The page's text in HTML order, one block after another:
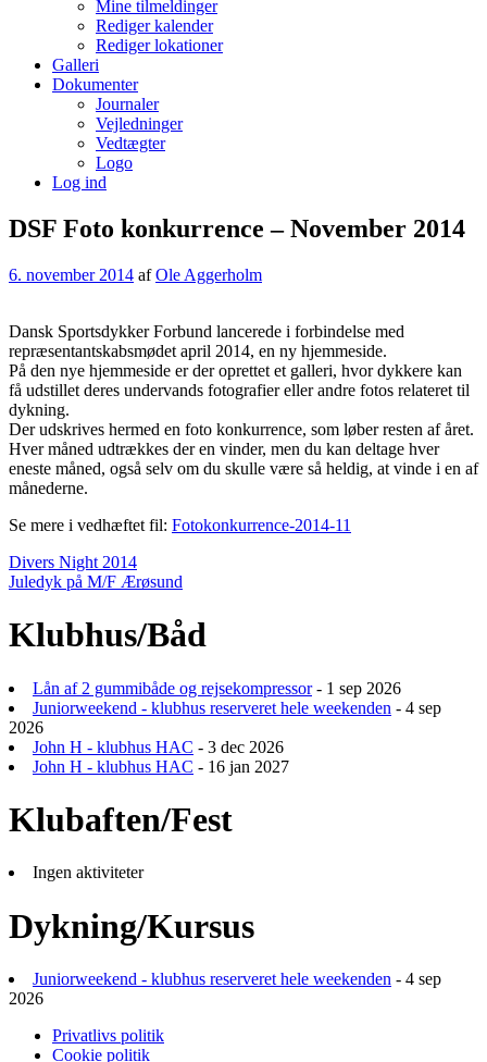
Mine tilmeldinger
Rediger kalender
Rediger lokationer
Galleri
Dokumenter
Journaler
Vejledninger
Vedtægter
Logo
Log ind
DSF Foto konkurrence – November 2014
6. november 2014 afOle Aggerholm
Dansk Sportsdykker Forbund lancerede i forbindelse med
repræsentantskabsmødet april 2014, en ny hjemmeside.
På den nye hjemmeside er der oprettet et galleri, hvor dykkere kan
få udstillet deres undervands fotografier eller andre fotos relateret til
dykning.
Der udskrives hermed en foto konkurrence, som løber resten af året.
Hver måned udtrækkes der en vinder, men du kan deltage hver
eneste måned, også selv om du skulle være så heldig, at vinde i en af
månederne.
Se mere i vedhæftet fil: Fotokonkurrence-2014-11
Indlægsnavigation
Divers Night 2014
Juledyk på M/F Ærøsund
Klubhus/Båd
Lån af 2 gummibåde og rejsekompressor- 1 sep 2026
Juniorweekend - klubhus reserveret hele weekenden - 4 sep
2026
John H - klubhus HAC - 3 dec 2026
John H - klubhus HAC - 16 jan 2027
Klubaften/Fest
Ingen aktiviteter
Dykning/Kursus
Juniorweekend - klubhus reserveret hele weekenden - 4 sep
2026
Privatlivs politik
Cookie politik